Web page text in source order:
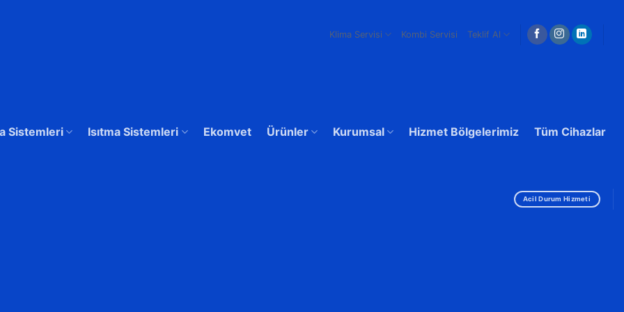
Klima Servisi Kombi Servisi Teklif Al
Sistemleri Isıtma Sistemleri Ekomvet Ürünler Kurumsal Hizmet Bölgelerimiz Tüm Cihazlar
Acil Durum Hizmeti